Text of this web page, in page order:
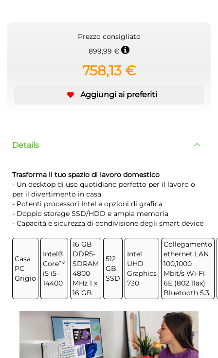
Prezzo consigliato
899,99 €
758,13 €
Aggiungi ai preferiti
Details
Trasforma il tuo spazio di lavoro domestico
- Un desktop di uso quotidiano perfetto per il lavoro o
per il divertimento in casa
- Potenti processori Intel e opzioni di grafica
- Doppio storage SSD/HDD e ampia memoria
- Capacità e sicurezza di condivisione degli smart device
Casa
PC
Grigio
Intel®
Core™
i5 i5-
14400
16 GB
DDR5-
SDRAM
4800
MHz 1 x
16 GB
512
GB
SSD
Intel
UHD
Graphics
730
Collegamento
ethernet LAN
100,1000
Mbit/s Wi-Fi
6E (802.11ax)
Bluetooth 5.3